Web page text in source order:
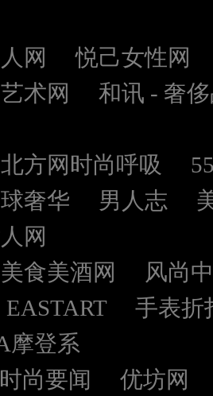
网
悦己女性网
术网
和讯 - 奢
北方网时尚呼吸
奢华 男人志
网
美食美酒网
风尚
EASTART
手表折
摩登系
尚要闻
优坊网